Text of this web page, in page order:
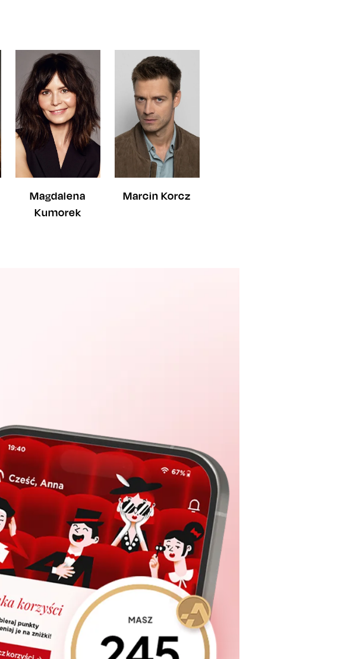
Magdalena
Kumorek
Marcin Korcz